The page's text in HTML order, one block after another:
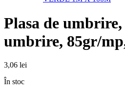
Plasa de
umbrire, 85gr/
3,06 lei
În stoc